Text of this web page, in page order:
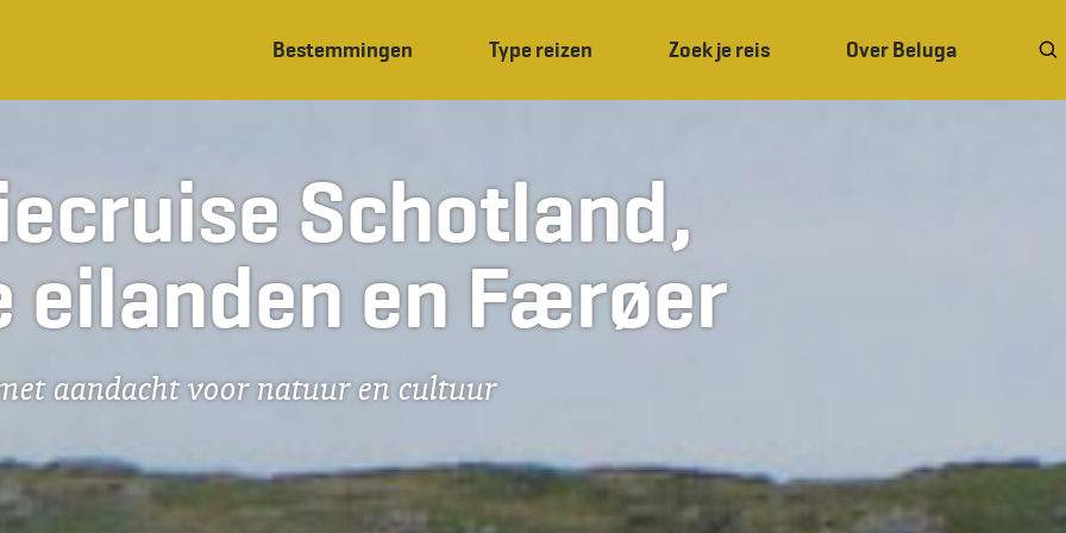
Bestemmingen Type reizen Zoek je reis Over Beluga
Schotland,
eilanden en Færøer
aandacht voor natuur en cultuur